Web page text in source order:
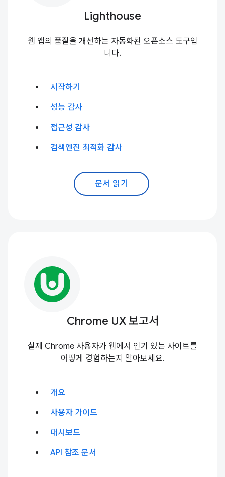
Lighthouse
웹 앱의 품질을 개선하는 자동화된 오픈소스 도구입
니다.
시작하기
성능 감사
접근성 감사
검색엔진 최적화 감사
문서 읽기
Chrome UX 보고서
실제 Chrome 사용자가 웹에서 인기 있는 사이트를
어떻게 경험하는지 알아보세요.
개요
사용자 가이드
대시보드
API 참조 문서